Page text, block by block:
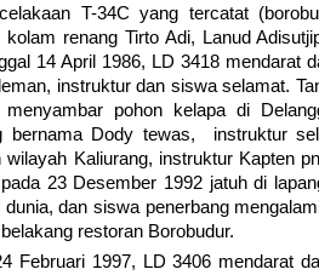
T-34C yang tercatat
kolam renang Tirto Adi, Lanud
14 April 1986, LD 3418 mendarat
instruktur dan siswa selamat.
menyambar pohon kelapa di
bernama Dody tewas, instruktur
wilayah Kaliurang, instruktur Kapten
23 Desember 1992 jatuh di
dunia, dan siswa penerbang
restoran Borobudur.
Februari 1997, LD 3406 mendarat